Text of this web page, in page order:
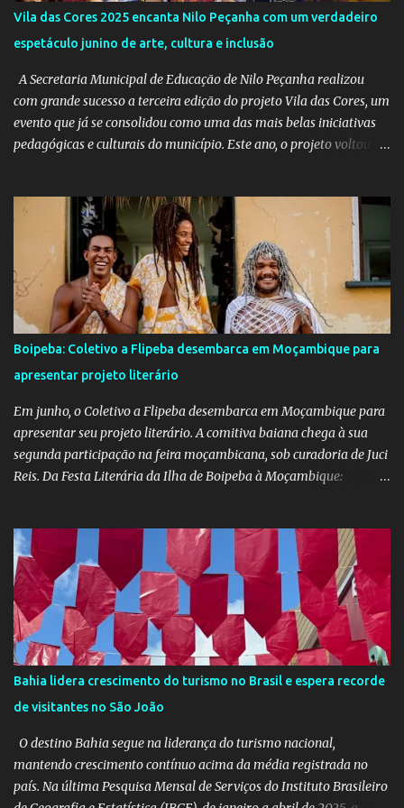
Vila das Cores 2025 encanta Nilo Peçanha com um verdadeiro
espetáculo junino de arte, cultura e inclusão
A Secretaria Municipal de Educação de Nilo Peçanha realizou
com grande sucesso a terceira edição do projeto Vila das Cores, um
evento que já se consolidou como uma das mais belas iniciativas
pedagógicas e culturais do município. Este ano, o projeto voltou a
criatividade e tradição. Entre os dias 16 e 18 de junho, o clima
junino tomou conta das comunidades de Barra dos Carvalhos e
São Francisco, passando por São Benedito e encerrando com
grande estilo na sede do município. Em cada local, os alunos
deram um verdadeiro show de participação e animação, com
apresentações marcadas por muito forró, cores vibrantes, danças
típicas, encenações e um forte espírito de celebração. O projeto é
mais do que uma atividade cultural: é um movimento educativo e
social que une arte, identidade e inclusão. Com o apoio irrestrito
da equipe da Secretaria de Educação e a colaboração de di...
Boipeba: Coletivo a Flipeba desembarca em Moçambique para
apresentar projeto literário
Em junho, o Coletivo a Flipeba desembarca em Moçambique para
apresentar seu projeto literário. A comitiva baiana chega à sua
segunda participação na feira moçambicana, sob curadoria de Juci
Reis. Da Festa Literária da Ilha de Boipeba à Moçambique:
— levará ao continente africano o projeto Escrita Viajante e as
Diversidades Culturais Diaspóricas, representando o Coletivo
Flipeba na Feira do Livro de Maputo, que acontece de 16 a 20 de
junho, reunindo importantes nomes da literatura africana e
mundial. O projeto busca fomentar a leitura e a produção literária
a partir de experiências de viagem conectadas à diáspora africana.
Como desdobramento, será lançado durante a feira o livro
Confissões de Viajante (Sem Grana), estreia de Manoela no
mercado editorial independente. A obra já está em sua terceira
edição e alcançou o primeiro lugar em vendas na categoria
Viagens –...
Bahia lidera crescimento do turismo no Brasil e espera recorde
de visitantes no São João
O destino Bahia segue na liderança do turismo nacional,
mantendo crescimento contínuo acima da média registrada no
país. Na última Pesquisa Mensal de Serviços do Instituto Brasileiro